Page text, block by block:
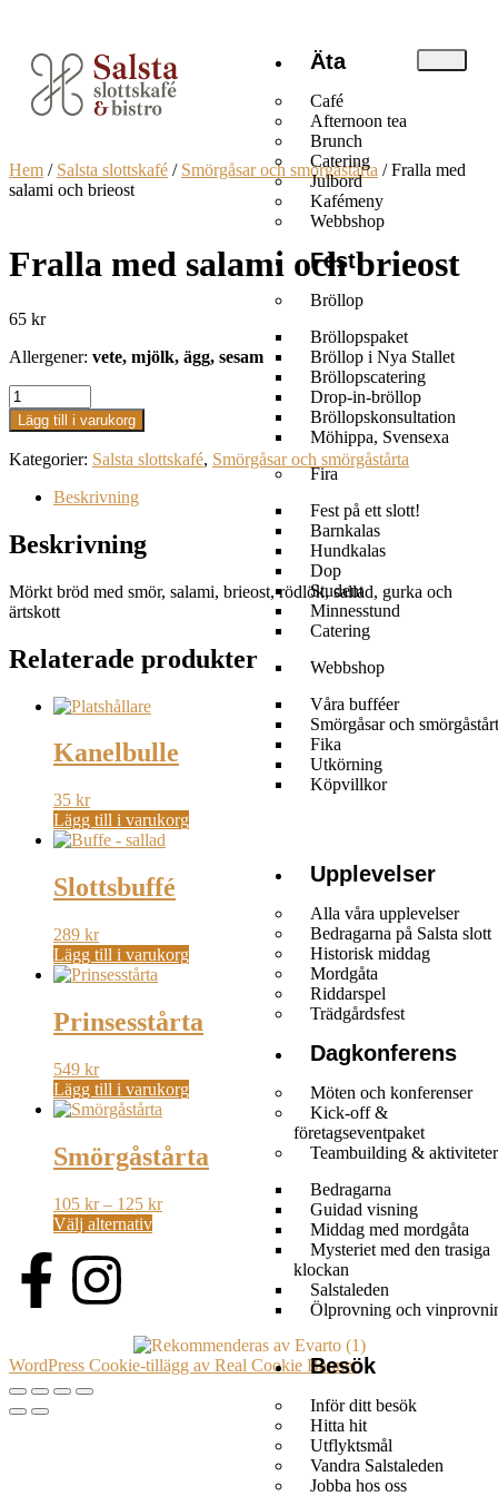
Äta
Café
Afternoon tea
Brunch
Catering
Julbord
Kafémeny
Webbshop
Fest
Bröllop
Bröllopspaket
Bröllop i Nya Stallet
Bröllopscatering
Drop-in-bröllop
Bröllopskonsultation
Möhippa, Svensexa
Fira
Fest på ett slott!
Barnkalas
Hundkalas
Dop
Student
Minnesstund
Catering
Webbshop
Våra bufféer
Smörgåsar och
Fika
Utkörning
Köpvillkor
Upplevelser
Alla våra upplevelser
Bedragarna på Salsta slott
Historisk middag
Mordgåta
Riddarspel
Trädgårdsfest
Dagkonferens
Möten och konferenser
Kick-off &
företagseventpaket
Teambuilding & aktiviteter
Bedragarna
Guidad visning
Middag med mordgåta
Mysteriet med den trasiga
klockan
Salstaleden
Ölprovning och
Besök
Inför ditt besök
Hitta hit
Utflyktsmål
Vandra Salstaleden
Jobba hos oss
Hem / Salsta slottskafé / Smörgåsar och smörgåstårta / Fralla med
salami och brieost
Fralla med salami och brieost
65 kr
Allergener: vete, mjölk, ägg, sesam
Lägg till i varukorg
Kategorier: Salsta slottskafé, Smörgåsar och smörgåstårta
Beskrivning
Beskrivning
Mörkt bröd med smör, salami, brieost, rödlök, sallad, gurka och
ärtskott
Relaterade produkter
Kanelbulle
35 kr
Lägg till i varukorg
Slottsbuffé
289 kr
Lägg till i varukorg
Prinsesstårta
549 kr
Lägg till i varukorg
Smörgåstårta
105 kr – 125 kr
Välj alternativ
WordPress Cookie-tillägg av Real Cookie Banner